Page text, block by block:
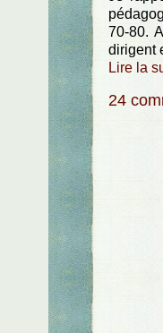
70-80.
dirigent
Lire la
24